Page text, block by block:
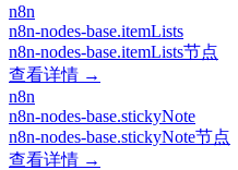
n8n
n8n-nodes-base.itemLists
n8n-nodes-base.itemLists节点
查看详情 →
n8n
n8n-nodes-base.stickyNote
n8n-nodes-base.stickyNote节点
查看详情 →